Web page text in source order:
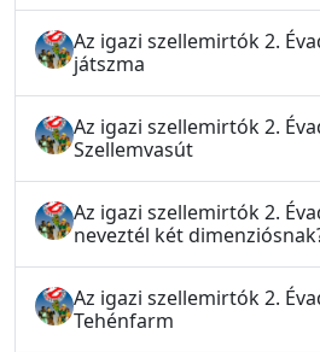
Az igazi szellemirtók 2.
játszma
Az igazi szellemirtók 2.
Szellemvasút
Az igazi szellemirtók 2.
neveztél két
Az igazi szellemirtók 2.
Tehénfarm